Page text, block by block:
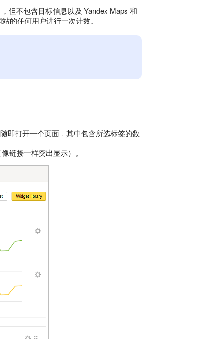
但不包含目标信息以及 Yandex Maps 和
的任何用户进行一次计数。
即打开一个页面，其中包含所选标签的数
链接一样突出显示）。